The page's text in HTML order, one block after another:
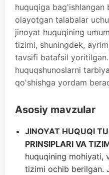
huquqiga
olayotgan talabalar
jinoyat huquqining
tizimi, shuningdek,
tavsifi batafsil
huquqshunoslarni
qo'shishga yordam
Asosiy mavzular
JINOYAT HUQUQI
PRINSIPLARI VA
huquqining mohiyati,
tizimi ochib berilgan.